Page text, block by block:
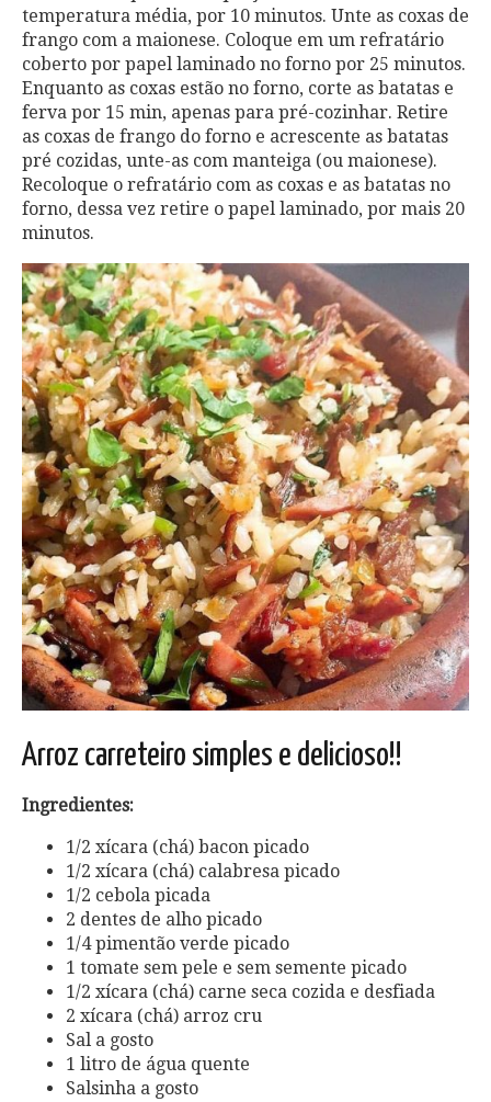
temperatura média, por 10 minutos. Unte as coxas de
frango com a maionese. Coloque em um refratário
coberto por papel laminado no forno por 25 minutos.
Enquanto as coxas estão no forno, corte as batatas e
ferva por 15 min, apenas para pré-cozinhar. Retire
as coxas de frango do forno e acrescente as batatas
pré cozidas, unte-as com manteiga (ou maionese).
Recoloque o refratário com as coxas e as batatas no
forno, dessa vez retire o papel laminado, por mais 20
minutos.
Arroz carreteiro simples e delicioso!!
Ingredientes:
1/2 xícara (chá) bacon picado
1/2 xícara (chá) calabresa picado
1/2 cebola picada
2 dentes de alho picado
1/4 pimentão verde picado
1 tomate sem pele e sem semente picado
1/2 xícara (chá) carne seca cozida e desfiada
2 xícara (chá) arroz cru
Sal a gosto
1 litro de água quente
Salsinha a gosto